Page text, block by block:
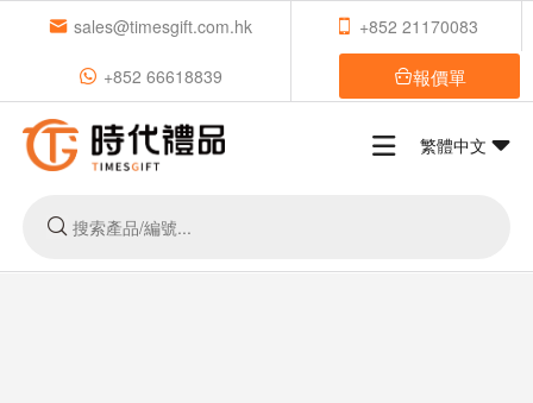
sales@timesgift.com.hk +852 21170083
+852 66618839 報價單
繁體中文